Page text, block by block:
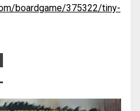
boardgame/375322/tiny-